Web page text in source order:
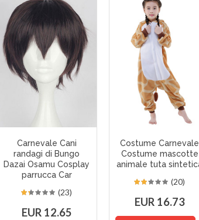
Carnevale Cani
randagi di Bungo
Dazai Osamu Cosplay
parrucca Car
(23)
EUR 12.65
Costume Carnevale
Costume mascotte
animale tuta
(20)
EUR 16.73